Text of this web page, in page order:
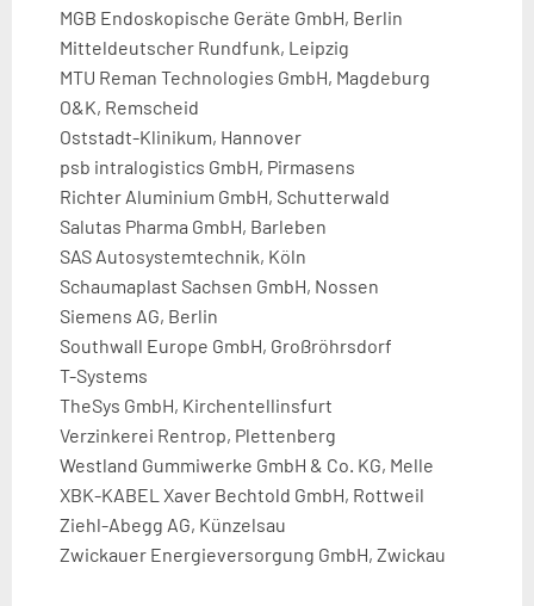
MGB Endoskopische Geräte GmbH, Berlin
Mitteldeutscher Rundfunk, Leipzig
MTU Reman Technologies GmbH, Magdeburg
O&K, Remscheid
Oststadt-Klinikum, Hannover
psb intralogistics GmbH, Pirmasens
Richter Aluminium GmbH, Schutterwald
Salutas Pharma GmbH, Barleben
SAS Autosystemtechnik, Köln
Schaumaplast Sachsen GmbH, Nossen
Siemens AG, Berlin
Southwall Europe GmbH, Großröhrsdorf
T-Systems
TheSys GmbH, Kirchentellinsfurt
Verzinkerei Rentrop, Plettenberg
Westland Gummiwerke GmbH & Co. KG, Melle
XBK-KABEL Xaver Bechtold GmbH, Rottweil
Ziehl-Abegg AG, Künzelsau
Zwickauer Energieversorgung GmbH, Zwickau